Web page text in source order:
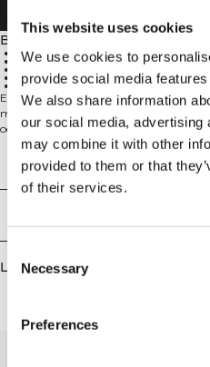
This website uses cookies
We use cookies to
provide social media
We also share information
our social media, advertising
may combine it with other
provided to them or that
of their services.
Selection
Necessary
Preferences
Beskrivning
Hög hals
Standard passform
SWEATTECH™ teknologi
88% Nylon, 12% Spandex
En klassisk tränings-t-shirt som är ett
mellan olika färger, från neutrala till
och vår SWEATTECH™-teknologi
träningspasset. Den klassiska
typer av träning. 88% Nylon, 12% Elastan
Tekniska aspekter
Liknande produkter